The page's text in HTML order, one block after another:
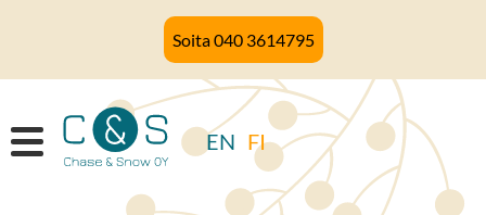
Soita 040 3614795
EN FI